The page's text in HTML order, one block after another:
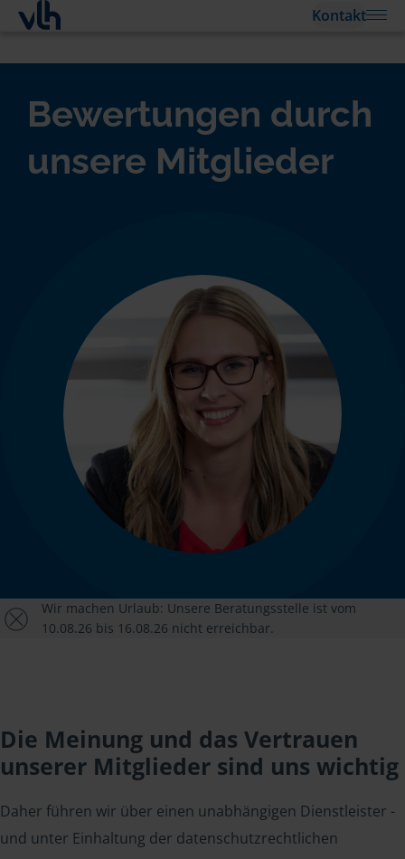
Kontakt
Bewertungen durch
unsere Mitglieder
Wir machen Urlaub: Unsere Beratungsstelle ist vom
10.08.26 bis 16.08.26 nicht erreichbar.
Die Meinung und das Vertrauen
unserer Mitglieder sind uns wichtig
Daher führen wir über einen unabhängigen Dienstleister -
und unter Einhaltung der datenschutzrechtlichen